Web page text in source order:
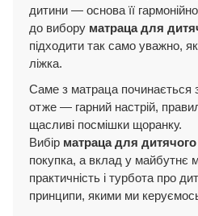
дитини — основа її
до вибору матраца для
підходити так само уважно,
ліжка.
Саме з матраца починається
отже — гарний настрій,
щасливі посмішки щоранку.
Вибір матраца для дитячого
покупка, а вклад у майбутнє
практичність і турбота про
принципи, якими ми